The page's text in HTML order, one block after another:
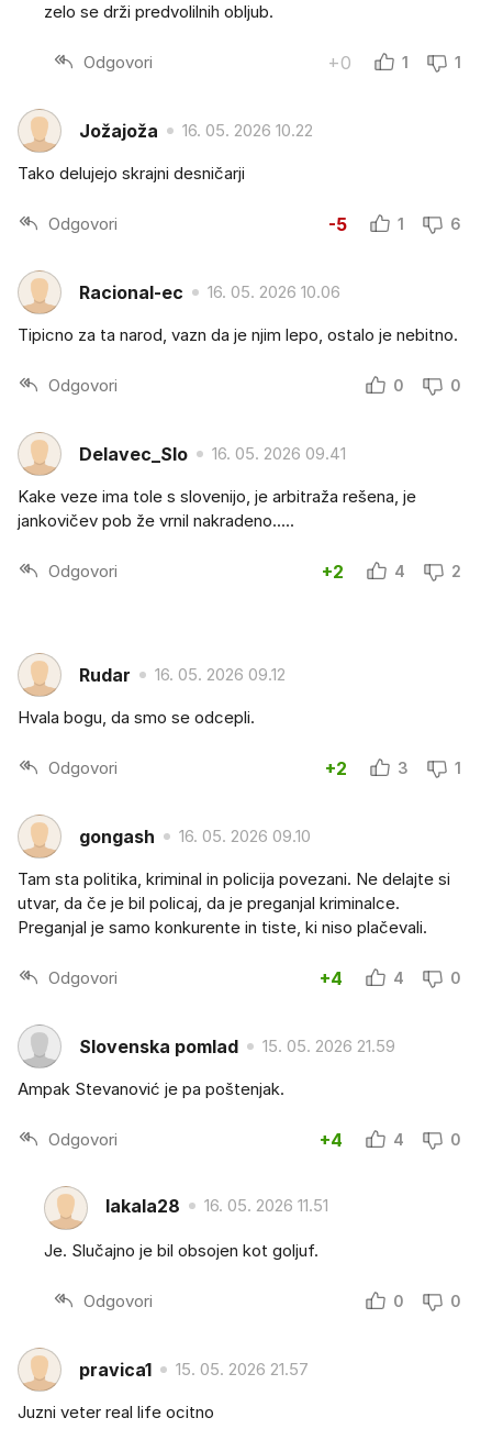
zelo se drži predvolilnih obljub.
Odgovori +0 1 1
Jožajoža 16. 05. 2026 10.22
Tako delujejo skrajni desničarji
Odgovori -5 1 6
Racional-ec 16. 05. 2026 10.06
Tipicno za ta narod, vazn da je njim lepo, ostalo je nebitno.
Odgovori 0 0
Delavec_Slo 16. 05. 2026 09.41
Kake veze ima tole s slovenijo, je arbitraža rešena, je
jankovičev pob že vrnil nakradeno.....
Odgovori +2 4 2
Rudar 16. 05. 2026 09.12
Hvala bogu, da smo se odcepli.
Odgovori +2 3 1
gongash 16. 05. 2026 09.10
Tam sta politika, kriminal in policija povezani. Ne delajte si
utvar, da če je bil policaj, da je preganjal kriminalce.
Preganjal je samo konkurente in tiste, ki niso plačevali.
Odgovori +4 4 0
Slovenska pomlad 15. 05. 2026 21.59
Ampak Stevanović je pa poštenjak.
Odgovori +4 4 0
lakala28 16. 05. 2026 11.51
Je. Slučajno je bil obsojen kot goljuf.
Odgovori 0 0
pravica1 15. 05. 2026 21.57
Juzni veter real life ocitno